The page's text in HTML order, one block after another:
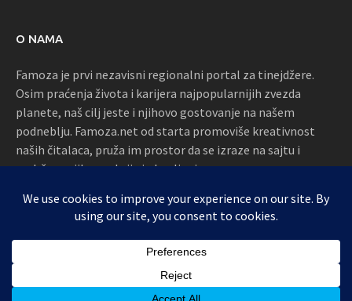
O NAMA
Famoza je prvi nezavisni regionalni portal za tinejdžere.
Osim praćenja života i karijera najpopularnijih zvezda
planete, naš cilj jeste i njihovo gostovanje na našem
podneblju. Famoza.net od starta promoviše kreativnost
naših čitalaca, pruža im prostor da se izraze na sajtu i
podržava njihove akcije i okupljanja